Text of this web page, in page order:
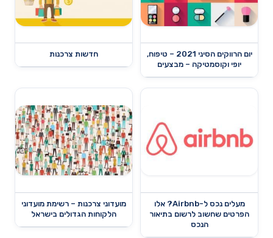
יום הרווקים הסיני 2021 – טיפוח,
יופי וקוסמטיקה – מבצעים
חדשות צרכנות
מעלים נכס ל-Airbnb? אלו
הפרטים שחשוב לרשום בתיאור
הנכס
מועדוני צרכנות – רשימת מועדוני
הלקוחות הגדולים בישראל